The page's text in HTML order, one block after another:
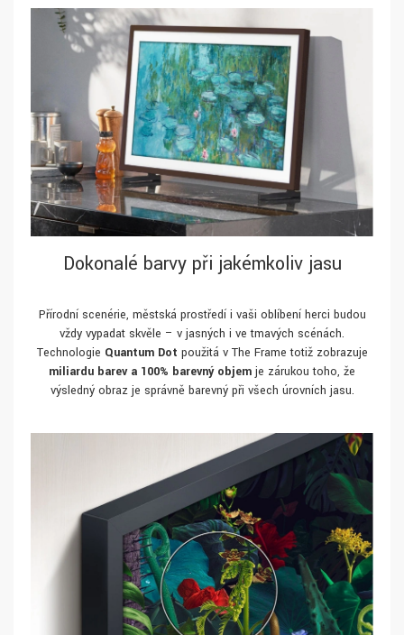
Dokonalé barvy při jakémkoliv jasu
Přírodní scenérie, městská prostředí i vaši oblíbení herci budou
vždy vypadat skvěle – v jasných i ve tmavých scénách.
Technologie Quantum Dot použitá v The Frame totiž zobrazuje
miliardu barev a 100% barevný objem je zárukou toho, že
výsledný obraz je správně barevný při všech úrovních jasu.